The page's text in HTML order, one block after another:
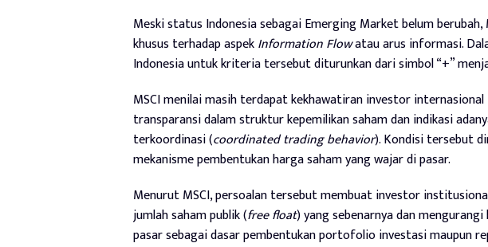
Meski status Indonesia sebagai Emerging Market belum
khusus terhadap aspekInformation Flowatau arus informasi.
Indonesia untuk kriteria tersebut diturunkan dari simbol “+”
MSCI menilai masih terdapat kekhawatiran investor
transparansi dalam struktur kepemilikan saham dan indikasi
terkoordinasi (coordinated trading behavior). Kondisi tersebut
mekanisme pembentukan harga saham yang wajar di pasar.
Menurut MSCI, persoalan tersebut membuat investor
jumlah saham publik (free float) yang sebenarnya dan
pasar sebagai dasar pembentukan portofolio investasi maupun